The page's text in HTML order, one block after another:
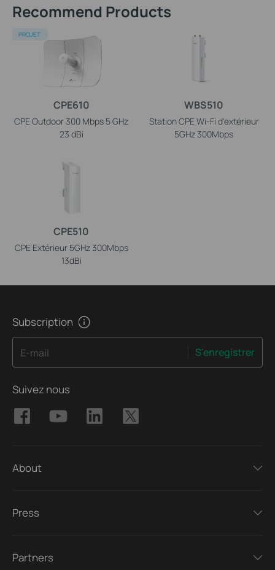
Recommend Products
CPE610
CPE Outdoor 300 Mbps 5 GHz
23 dBi
PROJET
WBS510
Station CPE Wi-Fi d'extérieur
5GHz 300Mbps
CPE510
CPE Extérieur 5GHz 300Mbps
13dBi
Subscription
E-mail S'enregistrer
Suivez nous
About
Press
Partners